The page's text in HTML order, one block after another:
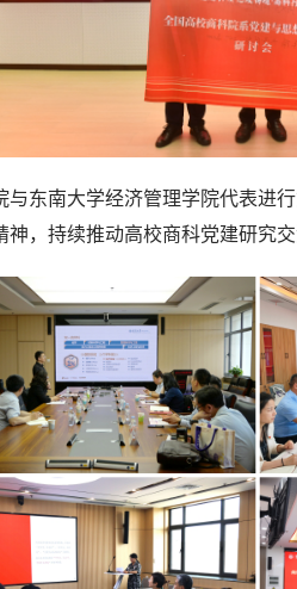
与东南大学经济管理学院代表进
，持续推动高校商科党建研究交